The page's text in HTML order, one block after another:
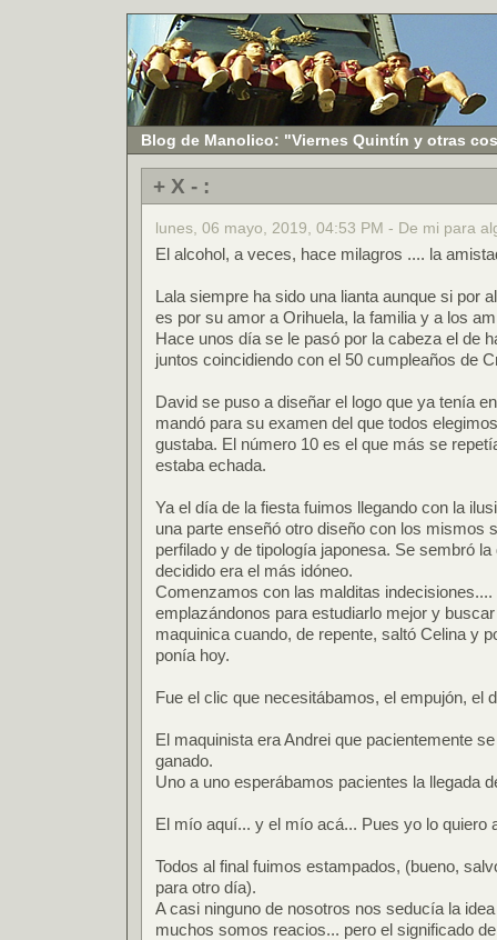
Blog de Manolico: "Viernes Quintín y otras
+ X - :
lunes, 06 mayo, 2019, 04:53 PM - De mi para
El alcohol, a veces, hace milagros .... la
Lala siempre ha sido una lianta aunque si por
es por su amor a Orihuela, la familia y a los
Hace unos día se le pasó por la cabeza el de
juntos coincidiendo con el 50 cumpleaños de
David se puso a diseñar el logo que ya tenía
mandó para su examen del que todos
gustaba. El número 10 es el que más se
estaba echada.
Ya el día de la fiesta fuimos llegando con la
una parte enseñó otro diseño con los mismos
perfilado y de tipología japonesa. Se sembró
decidido era el más idóneo.
Comenzamos con las malditas
emplazándonos para estudiarlo mejor y
maquinica cuando, de repente, saltó Celina y
ponía hoy.
Fue el clic que necesitábamos, el empujón, el
El maquinista era Andrei que pacientemente
ganado.
Uno a uno esperábamos pacientes la llegada
El mío aquí... y el mío acá... Pues yo lo quiero
Todos al final fuimos estampados, (bueno,
para otro día).
A casi ninguno de nosotros nos seducía la
muchos somos reacios... pero el significado